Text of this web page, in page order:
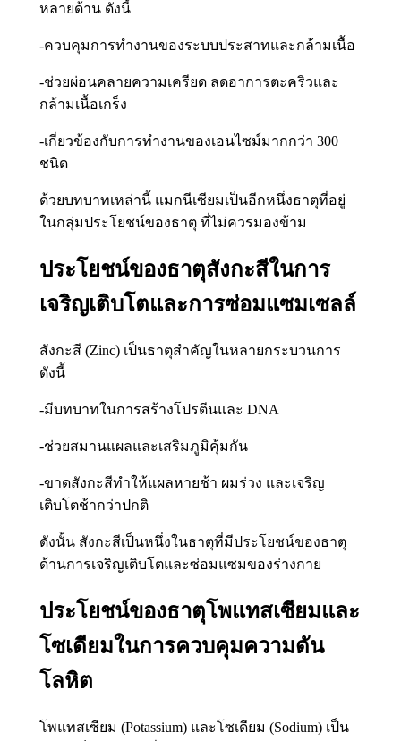
หลายด้าน ดังนี้
-ควบคุมการทำงานของระบบประสาทและกล้ามเนื้อ
-ช่วยผ่อนคลายความเครียด ลดอาการตะคริวและ
กล้ามเนื้อเกร็ง
-เกี่ยวข้องกับการทำงานของเอนไซม์มากกว่า 300
ชนิด
ด้วยบทบาทเหล่านี้ แมกนีเซียมเป็นอีกหนึ่งธาตุที่อยู่
ในกลุ่มประโยชน์ของธาตุ ที่ไม่ควรมองข้าม
ประโยชน์ของธาตุสังกะสีในการ
เจริญเติบโตและการซ่อมแซมเซลล์
สังกะสี (Zinc) เป็นธาตุสำคัญในหลายกระบวนการ
ดังนี้
-มีบทบาทในการสร้างโปรตีนและ DNA
-ช่วยสมานแผลและเสริมภูมิคุ้มกัน
-ขาดสังกะสีทำให้แผลหายช้า ผมร่วง และเจริญ
เติบโตช้ากว่าปกติ
ดังนั้น สังกะสีเป็นหนึ่งในธาตุที่มีประโยชน์ของธาตุ
ด้านการเจริญเติบโตและซ่อมแซมของร่างกาย
ประโยชน์ของธาตุโพแทสเซียมและ
โซเดียมในการควบคุมความดัน
โลหิต
โพแทสเซียม (Potassium) และโซเดียม (Sodium) เป็น